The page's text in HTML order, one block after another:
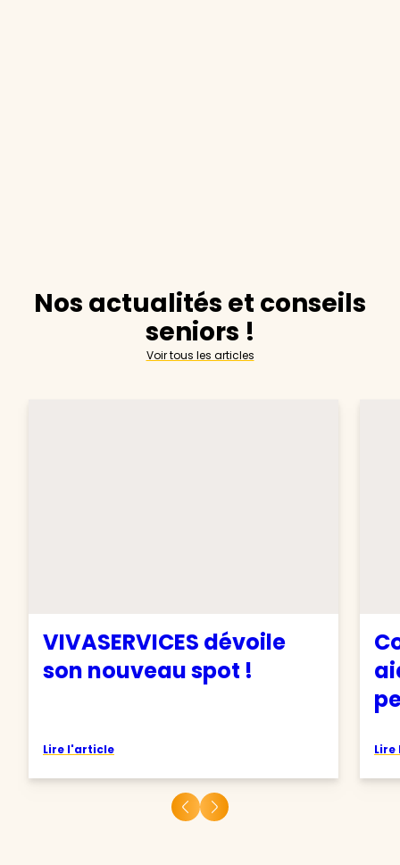
Nos actualités et conseils
seniors !
Voir tous les articles
VIVASERVICES dévoile
son nouveau spot !
Lire l'article